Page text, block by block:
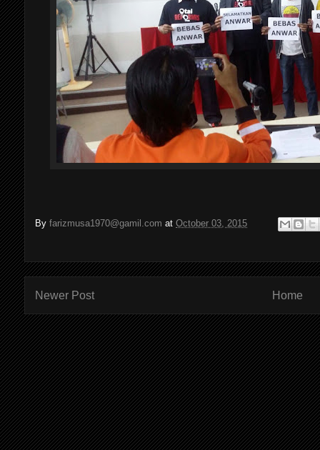
Byfarizmusa1970@gamil.com atOctober 03, 2015
Newer Post Home